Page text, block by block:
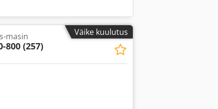
Väike kuulutus
masin
800 (257)